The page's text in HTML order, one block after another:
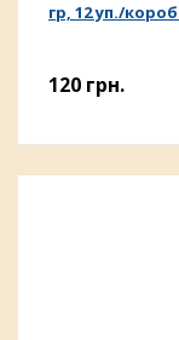
гр, 12 уп./
120 грн.